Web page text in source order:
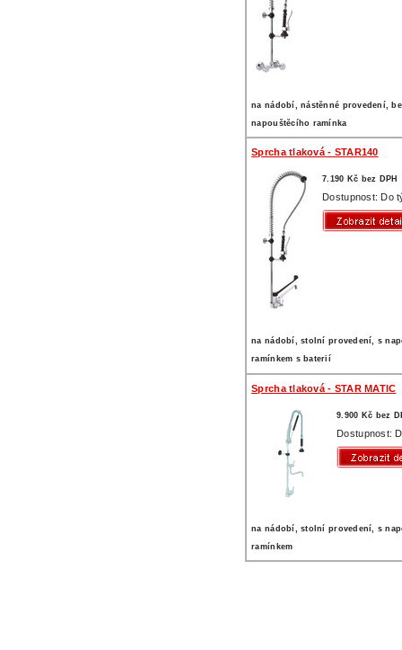
na nádobí, nástěnné provedení,
napouštěcího ramínka
Sprcha tlaková - STAR140
7.190 Kč bez DPH
Dostupnost: Do
na nádobí, stolní provedení, s
ramínkem s baterií
Sprcha tlaková - STAR MATIC
9.900 Kč bez
Dostupnost:
na nádobí, stolní provedení, s
ramínkem